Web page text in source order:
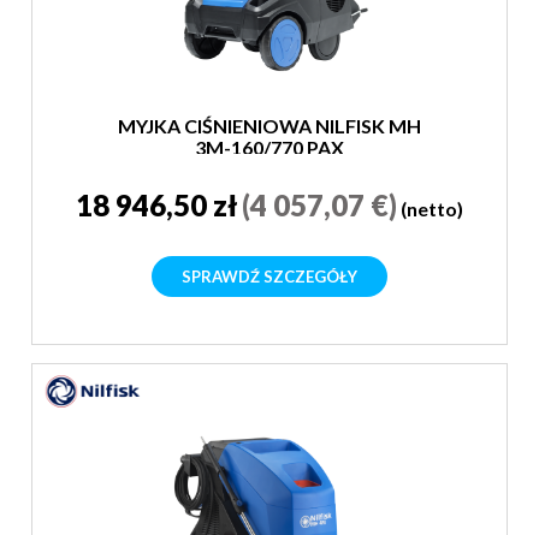
MYJKA CIŚNIENIOWA NILFISK MH
3M-160/770 PAX
18 946,50 zł(4 057,07 €) (netto)
SPRAWDŹ SZCZEGÓŁY